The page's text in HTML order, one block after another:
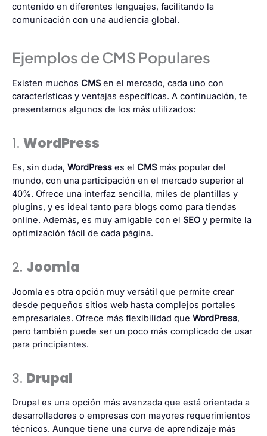
contenido en diferentes lenguajes, facilitando la
comunicación con una audiencia global.
Ejemplos de CMS Populares
Existen muchos CMS en el mercado, cada uno con
características y ventajas específicas. A continuación, te
presentamos algunos de los más utilizados:
1. WordPress
Es, sin duda, WordPress es el CMS más popular del
mundo, con una participación en el mercado superior al
40%. Ofrece una interfaz sencilla, miles de plantillas y
plugins, y es ideal tanto para blogs como para tiendas
online. Además, es muy amigable con el SEO y permite la
optimización fácil de cada página.
2. Joomla
Joomla es otra opción muy versátil que permite crear
desde pequeños sitios web hasta complejos portales
empresariales. Ofrece más flexibilidad que WordPress,
pero también puede ser un poco más complicado de usar
para principiantes.
3. Drupal
Drupal es una opción más avanzada que está orientada a
desarrolladores o empresas con mayores requerimientos
técnicos. Aunque tiene una curva de aprendizaje más